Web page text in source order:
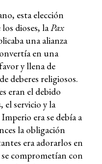
esta elección
dioses, laPax
una alianza
en una
y llena de
deberes religiosos.
eran el debido
el servicio y la
era se debía a
la obligación
era adorarlos en
comprometían con